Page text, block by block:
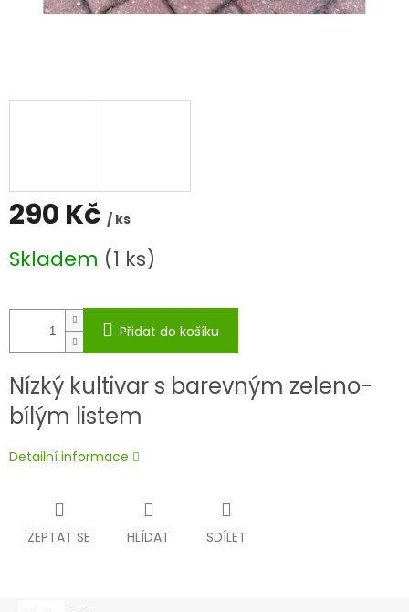
290 Kč / ks
cena:
Skladem (1 ks)
Přidat do košíku
Nízký kultivar s barevným zeleno-
bílým listem
Detailní informace
ZEPTAT SE HLÍDAT SDÍLET